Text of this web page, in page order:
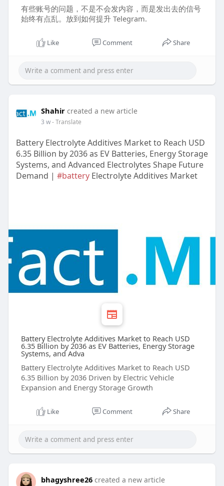
有些账号的问题，不是不会发内容，而是发出去的信号
始终有点乱。放到如何提升 Telegram.
Like Comment Share
Shahir created a new article
3 w- Translate
Battery Electrolyte Additives Market to Reach USD
6.35 Billion by 2036 as EV Batteries, Energy Storage
Systems, and Advanced Electrolytes Shape Future
Demand | #batteryElectrolyte Additives Market
Battery Electrolyte Additives Market to Reach USD
6.35 Billion by 2036 as EV Batteries, Energy Storage
Systems, and Adva
Battery Electrolyte Additives Market to Reach USD
6.35 Billion by 2036 Driven by Electric Vehicle
Expansion and Energy Storage Growth
Like Comment Share
bhagyshree26 created a new article